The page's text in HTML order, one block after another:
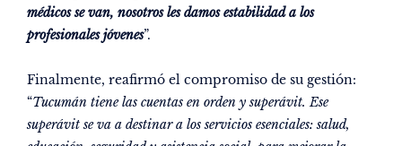
médicos se van, nosotros les damos estabilidad a los
profesionales jóvenes”.
Finalmente, reafirmó el compromiso de su gestión:
“Tucumán tiene las cuentas en orden y superávit. Ese
superávit se va a destinar a los servicios esenciales: salud,